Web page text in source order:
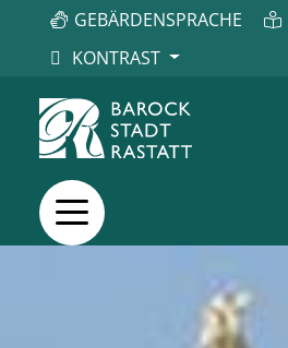
GEBÄRDENSPRACHE
KONTRAST